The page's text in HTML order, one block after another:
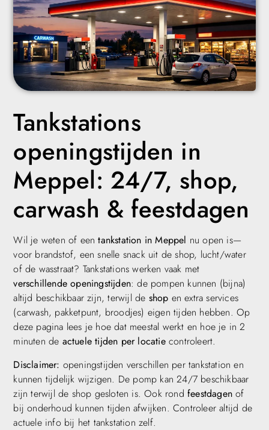
Tankstations
openingstijden in
Meppel: 24/7, shop,
carwash & feestdagen
Wil je weten of eentankstation in Meppel nu open is—
voor brandstof, een snelle snack uit de shop, lucht/water
of de wasstraat? Tankstations werken vaak met
verschillende openingstijden: de pompen kunnen (bijna)
altijd beschikbaar zijn, terwijl de shop en extra services
(carwash, pakketpunt, broodjes) eigen tijden hebben. Op
deze pagina lees je hoe dat meestal werkt en hoe je in 2
minuten de actuele tijden per locatiecontroleert.
Disclaimer: openingstijden verschillen per tankstation en
kunnen tijdelijk wijzigen. De pomp kan 24/7 beschikbaar
zijn terwijl de shop gesloten is. Ook rond feestdagen of
bij onderhoud kunnen tijden afwijken. Controleer altijd de
actuele info bij het tankstation zelf.